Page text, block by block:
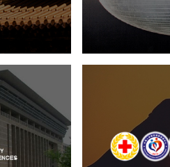
文创商城
文化艺术
心
厅
中国人